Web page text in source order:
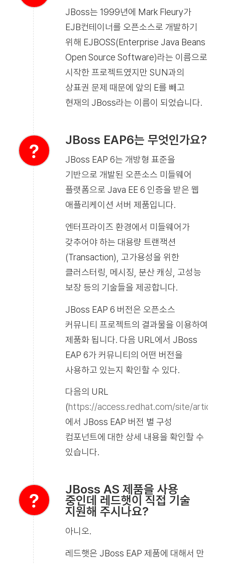
JBoss는 1999년에 Mark Fleury가
EJB컨테이너를 오픈소스로 개발하기
위해 EJBOSS(Enterprise Java Beans
Open Source Software)라는 이름으로
시작한 프로젝트였지만 SUN과의
상표권 문제 때문에 앞의 E를 빼고
현재의 JBoss라는 이름이 되었습니다.
JBoss EAP6는 무엇인가요?
JBoss EAP 6는 개방형 표준을
기반으로 개발된 오픈소스 미들웨어
플랫폼으로 Java EE 6 인증을 받은 웹
애플리케이션 서버 제품입니다.
엔터프라이즈 환경에서 미들웨어가
갖추어야 하는 대용량 트랜잭션
(Transaction), 고가용성을 위한
클러스터링, 메시징, 분산 캐싱, 고성능
보장 등의 기술들을 제공합니다.
JBoss EAP 6 버전은 오픈소스
커뮤니티 프로젝트의 결과물을 이용하여
제품화 됩니다. 다음 URL에서 JBoss
EAP 6가 커뮤니티의 어떤 버전을
사용하고 있는지 확인할 수 있다.
다음의 URL
(https://access.redhat.com/site/articles/
에서 JBoss EAP 버전 별 구성
컴포넌트에 대한 상세 내용을 확인할 수
있습니다.
JBoss AS 제품을 사용
중인데 레드햇이 직접 기술
지원해 주시나요?
아니오.
레드햇은 JBoss EAP 제품에 대해서 만